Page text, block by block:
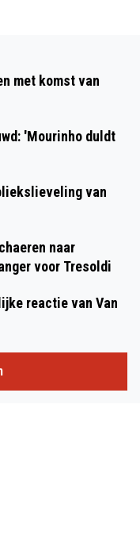
met komst van
'Mourinho duldt
van
naar
voor Tresoldi
reactie van Van